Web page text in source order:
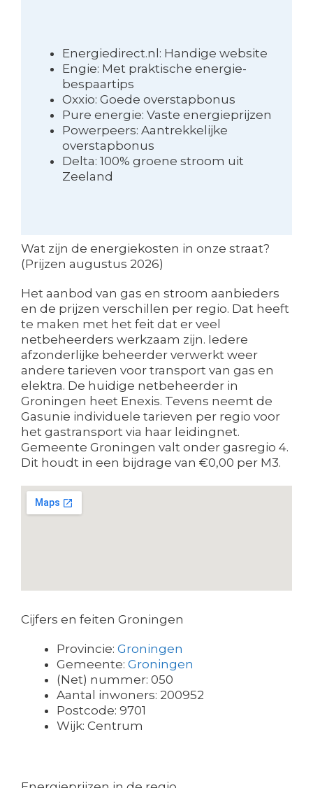
Energiedirect.nl: Handige website
Engie: Met praktische energie-
bespaartips
Oxxio: Goede overstapbonus
Pure energie: Vaste energieprijzen
Powerpeers: Aantrekkelijke
overstapbonus
Delta: 100% groene stroom uit
Zeeland
Wat zijn de energiekosten in onze straat?
(Prijzen augustus 2026)
Het aanbod van gas en stroom aanbieders
en de prijzen verschillen per regio. Dat heeft
te maken met het feit dat er veel
netbeheerders werkzaam zijn. Iedere
afzonderlijke beheerder verwerkt weer
andere tarieven voor transport van gas en
elektra. De huidige netbeheerder in
Groningen heet Enexis. Tevens neemt de
Gasunie individuele tarieven per regio voor
het gastransport via haar leidingnet.
Gemeente Groningen valt onder gasregio 4.
Dit houdt in een bijdrage van €0,00 per M3.
Cijfers en feiten Groningen
Provincie: Groningen
Gemeente: Groningen
(Net) nummer: 050
Aantal inwoners: 200952
Postcode: 9701
Wijk: Centrum